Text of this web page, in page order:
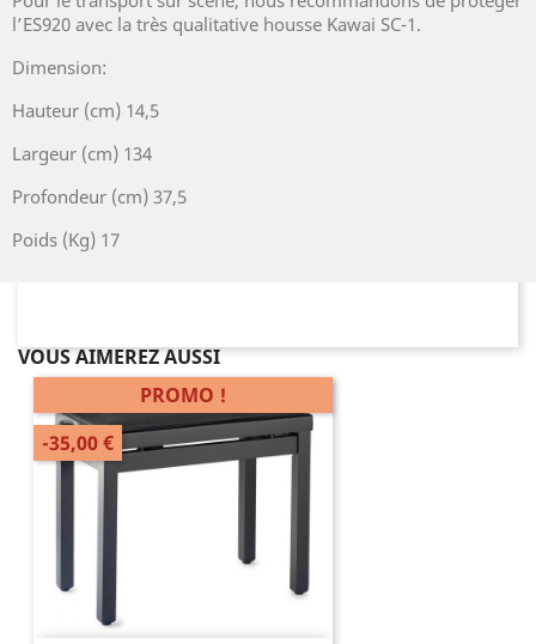
l’ES920 avec la très qualitative housse Kawai SC-1.
Dimension:
Hauteur (cm) 14,5
Largeur (cm) 134
Profondeur (cm) 37,5
Poids (Kg) 17
VOUS AIMEREZ AUSSI
PROMO !
-35,00 €